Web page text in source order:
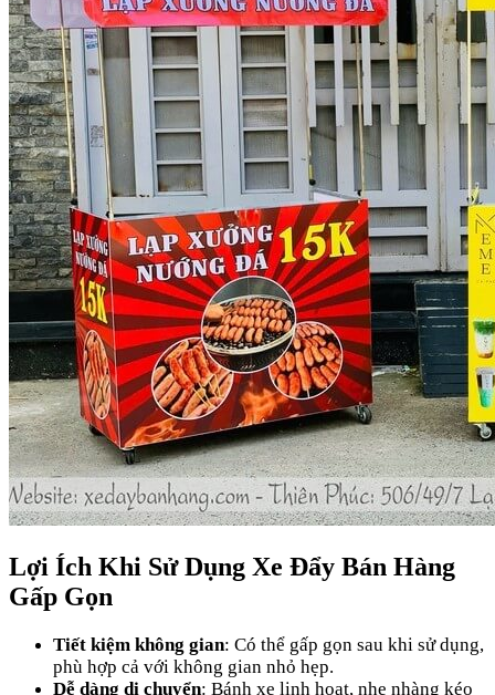
Lợi Ích Khi Sử Dụng Xe Đẩy Bán Hàng
Gấp Gọn
Tiết kiệm không gian: Có thể gấp gọn sau khi sử dụng,
phù hợp cả với không gian nhỏ hẹp.
Dễ dàng di chuyển: Bánh xe linh hoạt, nhẹ nhàng kéo